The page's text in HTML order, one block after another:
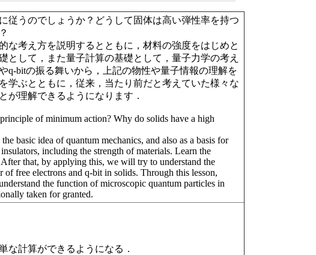
従うのでしょうか？どうして固体は高い弾性率を持つ
な考え方を説明するとともに，材料の強度をはじめと
して，また量子計算の基礎として，量子力学の考え
q-bitの振る舞いから，上記の物性や量子情報の理解を
学ぶとともに，従来，当たり前だと考えていた様々な
が理解できるようになります．
of minimum action? Why do solids have a high
basic idea of quantum mechanics, and also as a basis for
including the strength of materials. Learn the
that, by applying this, we will try to understand the
free electrons and q-bit in solids. Through this lesson,
the function of microscopic quantum particles in
taken for granted.
な計算ができるようになる．